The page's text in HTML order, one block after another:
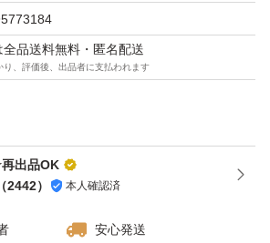
、ご購入をお願いいたします。
合は、破損のリスクを減らすため箱代
ボール梱包も出来ますのでご相談く
場合やお急ぎの場合など、送料差額追
きます。その他ショップ内のお品物と
品送料無料・匿名配送
り、評価後、出品者に支払われます
出品OK
（2442） 本人確認済
安心発送